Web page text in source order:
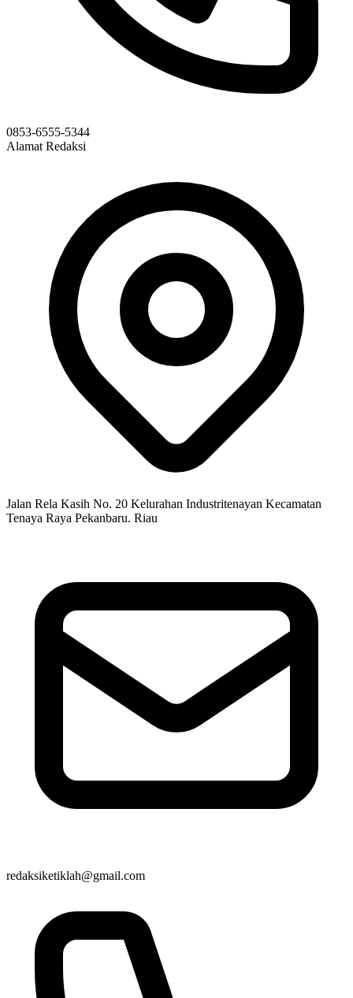
0853-6555-5344
Alamat Redaksi
Jalan Rela Kasih No. 20 Kelurahan Industritenayan Kecamatan
Tenaya Raya Pekanbaru. Riau
redaksiketiklah@gmail.com